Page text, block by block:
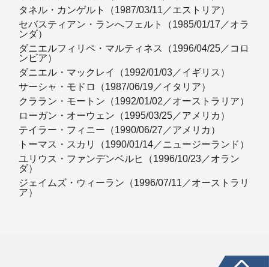
タネル・カンゲルト（1987/03/11／エストリア）
セバスティアン・ランへフェルト（1985/01/17／オラ
ンダ）
ダニエルフィリペ・マルティネス（1996/04/25／コロ
ンビア）
ダニエル・マックレイ（1992/01/03／イギリス）
サーシャ・モドロ（1987/06/19／イタリア）
クララン・モートン（1992/01/02／オーストラリア）
ローガン・オーウェン（1995/03/25／アメリカ）
テイラー・フィニー（1990/06/27／アメリカ）
トーマス・スカリ（1990/01/14／ニュージーランド）
ユリウス・ファンデンベルヒ（1996/10/23／オラン
ダ）
ジェイムズ・ウィーラン（1996/07/11／オーストラリ
ア）